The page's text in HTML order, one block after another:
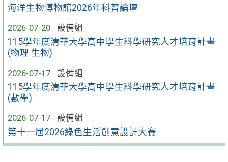
海洋生物博物館2026年科普論壇
2026-07-20
設備組
115學年度清華大學高中學生科學研究人才培育計畫
(物理 生物)
2026-07-17
設備組
115學年度清華大學高中學生科學研究人才培育計畫
(數學)
2026-07-17
設備組
第十一屆2026綠色生活創意設計大賽